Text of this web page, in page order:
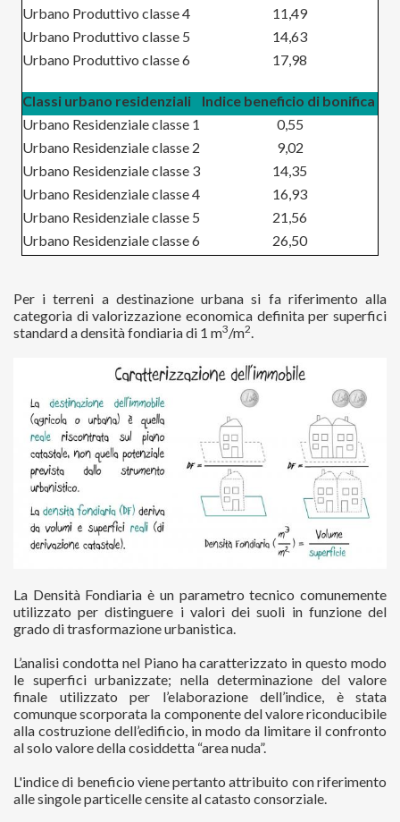
Urbano Produttivo classe 4
11,49
Urbano Produttivo classe 5
14,63
Urbano Produttivo classe 6
17,98
Classi urbano residenziali
Indice beneficio di bonifica
Urbano Residenziale classe 1
0,55
Urbano Residenziale classe 2
9,02
Urbano Residenziale classe 3
14,35
Urbano Residenziale classe 4
16,93
Urbano Residenziale classe 5
21,56
Urbano Residenziale classe 6
26,50
Per i terreni a destinazione urbana si fa riferimento alla
categoria di valorizzazione economica definita per superfici
standard a densità fondiaria di 1 m3/m2.
La Densità Fondiaria è un parametro tecnico comunemente
utilizzato per distinguere i valori dei suoli in funzione del
grado di trasformazione urbanistica.
L’analisi condotta nel Piano ha caratterizzato in questo modo
le superfici urbanizzate; nella determinazione del valore
finale utilizzato per l’elaborazione dell’indice, è stata
comunque scorporata la componente del valore riconducibile
alla costruzione dell’edificio, in modo da limitare il confronto
al solo valore della cosiddetta “area nuda”.
L'indice di beneficio viene pertanto attribuito con riferimento
alle singole particelle censite al catasto consorziale.